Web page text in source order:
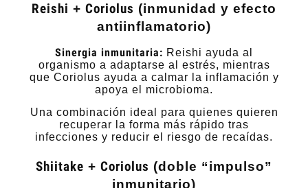
Reishi + Coriolus (inmunidad y efecto
antiinflamatorio)
Sinergia inmunitaria: Reishi ayuda al
organismo a adaptarse al estrés, mientras
que Coriolus ayuda a calmar la inflamación y
apoya el microbioma.
Una combinación ideal para quienes quieren
recuperar la forma más rápido tras
infecciones y reducir el riesgo de recaídas.
Shiitake + Coriolus (doble “impulso”
inmunitario)